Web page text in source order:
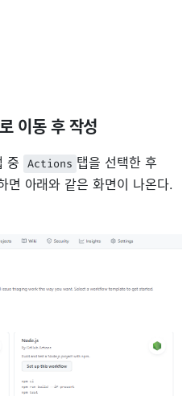
이동 후 작성
중 Actions 탭을 선택한 후
면 아래와 같은 화면이 나온다.